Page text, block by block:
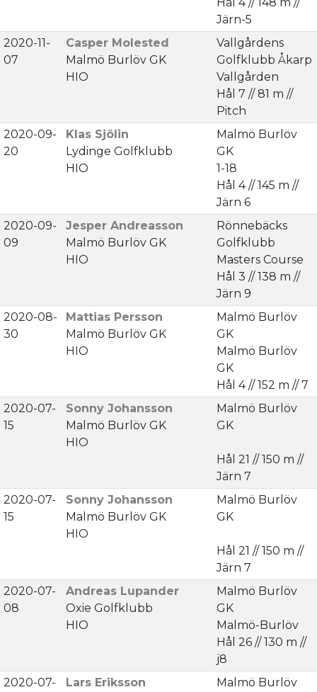
Järn-5
2020-11-
07
Casper Molested
Malmö Burlöv GK
HIO
Vallgårdens
Golfklubb Åkarp
Vallgården
Hål 7 // 81 m //
Pitch
2020-09-
20
Klas Sjölin
Lydinge Golfklubb
HIO
Malmö Burlöv
GK
1-18
Hål 4 // 145 m //
Järn 6
2020-09-
09
Jesper Andreasson
Malmö Burlöv GK
HIO
Rönnebäcks
Golfklubb
Masters Course
Hål 3 // 138 m //
Järn 9
2020-08-
30
Mattias Persson
Malmö Burlöv GK
HIO
Malmö Burlöv
GK
Malmö Burlöv
GK
Hål 4 // 152 m // 7
2020-07-
15
Sonny Johansson
Malmö Burlöv GK
HIO
Malmö Burlöv
GK
Hål 21 // 150 m //
Järn 7
2020-07-
15
Sonny Johansson
Malmö Burlöv GK
HIO
Malmö Burlöv
GK
Hål 21 // 150 m //
Järn 7
2020-07-
08
Andreas Lupander
Oxie Golfklubb
HIO
Malmö Burlöv
GK
Malmö-Burlöv
Hål 26 // 130 m //
j8
2020-07-
Lars Eriksson
Malmö Burlöv